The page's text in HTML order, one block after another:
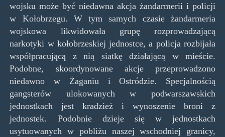
wojsku może być niedawna akcja żandarmerii i policji
w Kołobrzegu. W tym samych czasie żandarmeria
wojskowa likwidowała grupę rozprowadzającą
narkotyki w kołobrzeskiej jednostce, a policja rozbijała
współpracującą z nią siatkę działającą w mieście.
Podobne, skoordynowane akcje przeprowadzono
niedawno w Żaganiu i Ostródzie. Specjalnością
gangsterów ulokowanych w podwarszawskich
jednostkach jest kradzież i wynoszenie broni z
jednostek. Podobnie dzieje się w jednostkach
usytuowanych w pobliżu naszej wschodniej granicy,